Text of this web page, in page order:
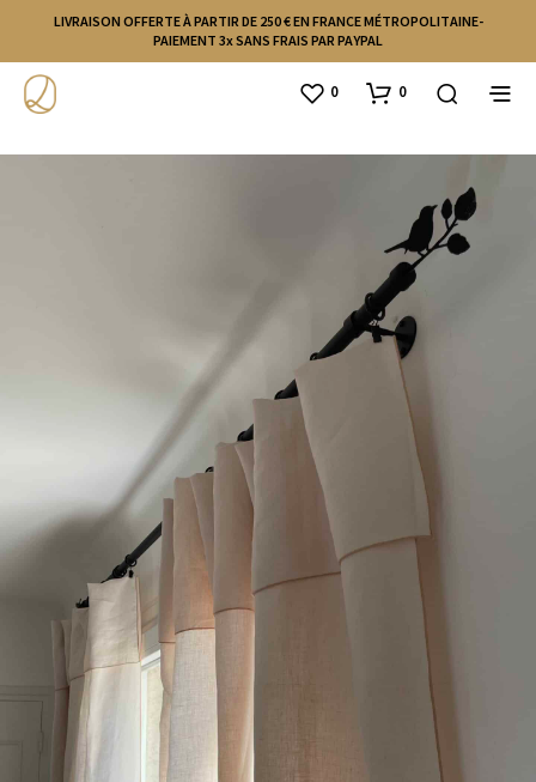
LIVRAISON OFFERTE À PARTIR DE 250 € EN FRANCE MÉTROPOLITAINE-
PAIEMENT 3x SANS FRAIS PAR PAYPAL
0 0